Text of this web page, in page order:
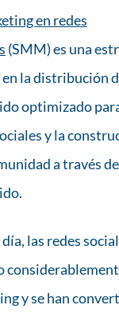
en redes
(SMM) es una
en la distribución
optimizado
y la
a través
las redes
y se han